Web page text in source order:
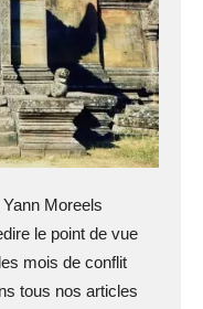
Moreels
le point de vue
mois de conflit
tous nos articles